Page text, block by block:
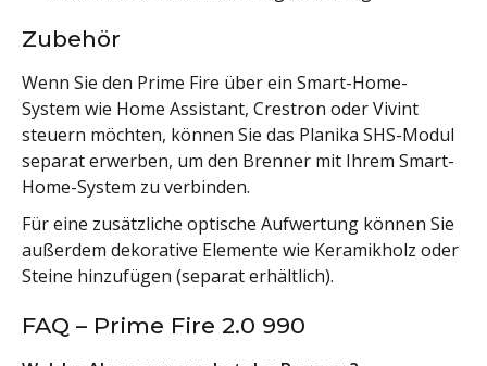
Zubehör
Wenn Sie den Prime Fire über ein Smart-Home-
System wie Home Assistant, Crestron oder Vivint
steuern möchten, können Sie das Planika SHS-Modul
separat erwerben, um den Brenner mit Ihrem Smart-
Home-System zu verbinden.
Für eine zusätzliche optische Aufwertung können Sie
außerdem dekorative Elemente wie Keramikholz oder
Steine hinzufügen (separat erhältlich).
FAQ – Prime Fire 2.0 990